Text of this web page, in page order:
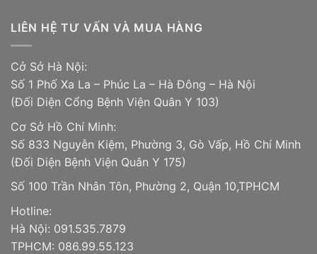
LIÊN HỆ TƯ VẤN VÀ MUA HÀNG
Cở Sở Hà Nội:
Số 1 Phố Xa La – Phúc La – Hà Đông – Hà Nội
(Đối Diện Cổng Bệnh Viện Quân Y 103)
Cơ Sở Hồ Chí Minh:
Số 833 Nguyễn Kiệm, Phường 3, Gò Vấp, Hồ Chí Minh
(Đối Diện Bệnh Viện Quân Y 175)
Số 100 Trần Nhân Tôn, Phường 2, Quận 10,TPHCM
Hotline:
Hà Nội: 091.535.7879
TPHCM: 086.99.55.123